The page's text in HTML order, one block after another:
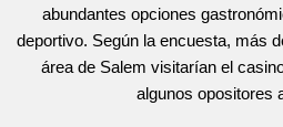
abundantes opciones
deportivo. Según la encuesta, más
área de Salem visitarían el
algunos opositores